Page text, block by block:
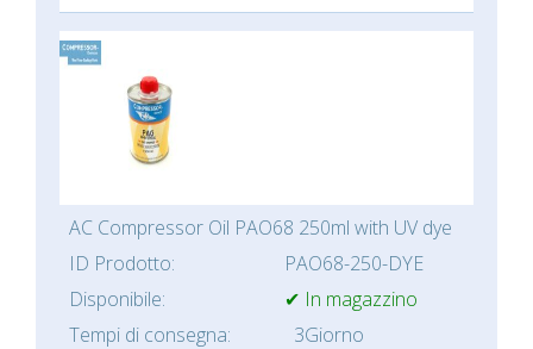
AC Compressor Oil PAO68 250ml with UV dye
ID Prodotto:
PAO68-250-DYE
Disponibile:
✔ In magazzino
Tempi di consegna:
3Giorno